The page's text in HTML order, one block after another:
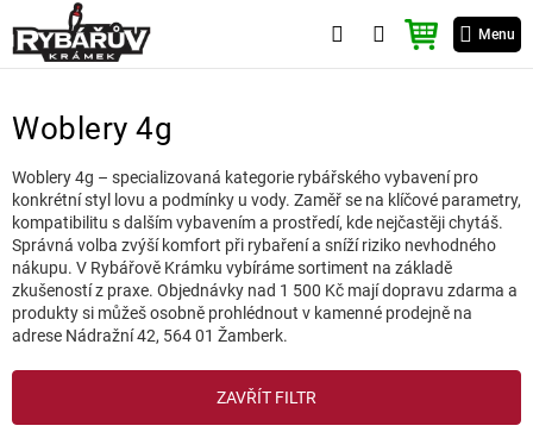
na
obsah
Menu
NÁKUPNÍ
KOŠÍK
Woblery 4g
Woblery 4g – specializovaná kategorie rybářského vybavení pro
konkrétní styl lovu a podmínky u vody. Zaměř se na klíčové parametry,
kompatibilitu s dalším vybavením a prostředí, kde nejčastěji chytáš.
Správná volba zvýší komfort při rybaření a sníží riziko nevhodného
nákupu. V Rybářově Krámku vybíráme sortiment na základě
zkušeností z praxe. Objednávky nad 1 500 Kč mají dopravu zdarma a
produkty si můžeš osobně prohlédnout v kamenné prodejně na
adrese Nádražní 42, 564 01 Žamberk.
ZAVŘÍT FILTR
V